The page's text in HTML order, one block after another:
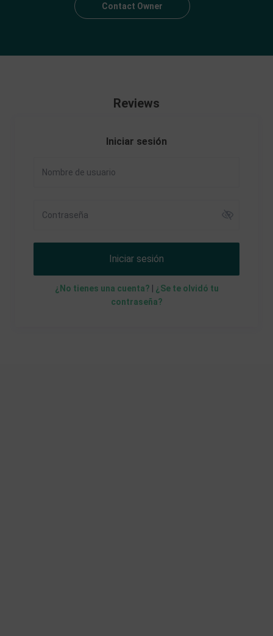
Contact Owner
Reviews
Iniciar sesión
Iniciar sesión
¿No tienes una cuenta?
¿Se te olvidó tu
contraseña?